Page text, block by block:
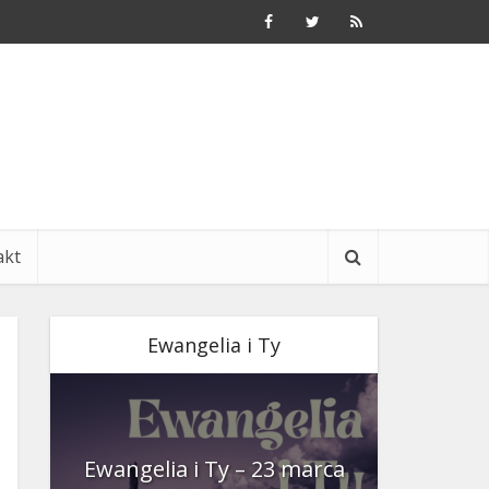
Ewangelia i Ty
Ewangelia i Ty – 23 marca